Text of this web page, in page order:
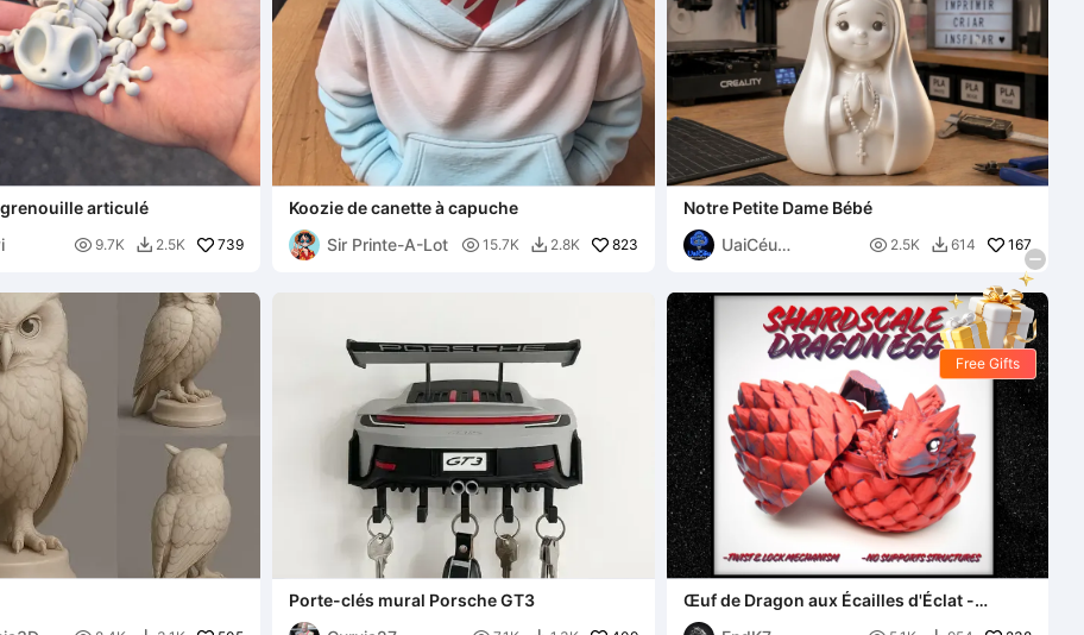
articulé
 9.7K  2.5K 739
Koozie de canette à capuche
Sir Printe-A-Lot
 15.7K  2.8K 823
Notre Petite Dame Bébé
UaiCéu
 2.5K  614 167
Porte-clés mural Porsche GT3
Œuf de Dragon aux Écailles d'Éclat -
Mécanisme de Rotation et Verrouillage
Free Gifts